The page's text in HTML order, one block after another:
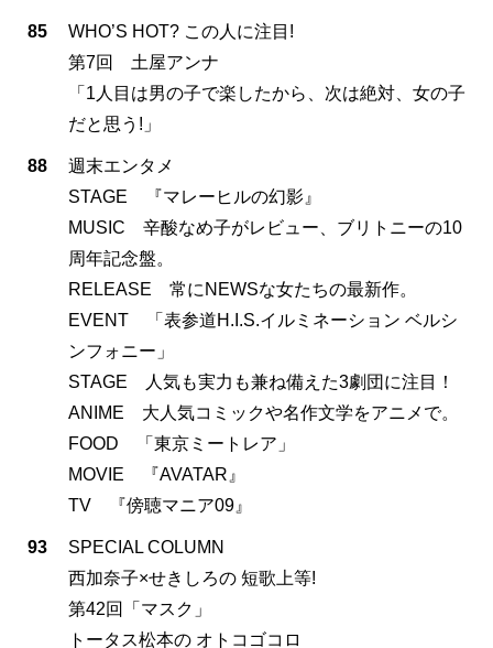
85
WHO’S HOT? この人に注目!
第7回 土屋アンナ
「1人目は男の子で楽したから、次は絶対、女の子
だと思う!」
88
週末エンタメ
STAGE 『マレーヒルの幻影』
MUSIC 辛酸なめ子がレビュー、ブリトニーの10
周年記念盤。
RELEASE 常にNEWSな女たちの最新作。
EVENT 「表参道H.I.S.イルミネーション ベルシ
ンフォニー」
STAGE 人気も実力も兼ね備えた3劇団に注目！
ANIME 大人気コミックや名作文学をアニメで。
FOOD 「東京ミートレア」
MOVIE 『AVATAR』
TV 『傍聴マニア09』
93
SPECIAL COLUMN
西加奈子×せきしろの 短歌上等!
第42回「マスク」
トータス松本の オトコゴコロ